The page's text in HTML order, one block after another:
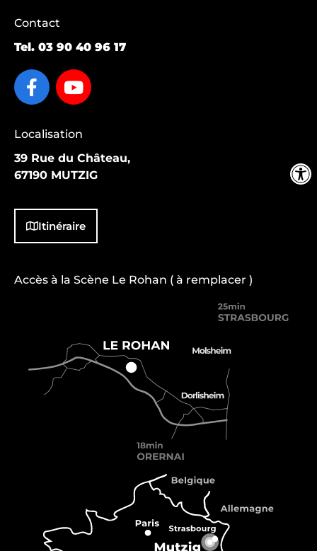
Contact
Tel. 03 90 40 96 17
Localisation
39 Rue du Château,
67190 MUTZIG
Itinéraire
Accès à la Scène Le Rohan ( à remplacer )